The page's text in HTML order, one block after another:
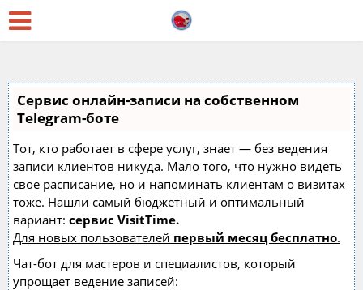
Сервис онлайн-записи на собственном
Telegram-боте
Тот, кто работает в сфере услуг, знает — без ведения
записи клиентов никуда. Мало того, что нужно видеть
свое расписание, но и напоминать клиентам о визитах
тоже. Нашли самый бюджетный и оптимальный
вариант: сервис VisitTime.
Для новых пользователей первый месяц бесплатно.
Чат-бот для мастеров и специалистов, который
упрощает ведение записей: